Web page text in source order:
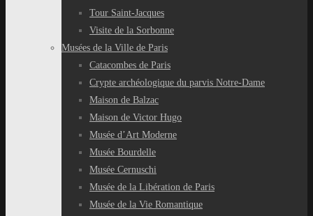
Tour Saint-Jacques
Visite de la Sorbonne
Musées de la Ville de Paris
Catacombes de Paris
Crypte archéologique du parvis Notre-Dame
Maison de Balzac
Maison de Victor Hugo
Musée d’Art Moderne
Musée Bourdelle
Musée Cernuschi
Musée de la Libération de Paris
Musée de la Vie Romantique